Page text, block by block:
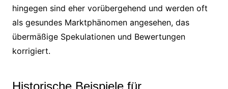
hingegen sind eher vorübergehend und werden oft
als gesundes Marktphänomen angesehen, das
übermäßige Spekulationen und Bewertungen
korrigiert.